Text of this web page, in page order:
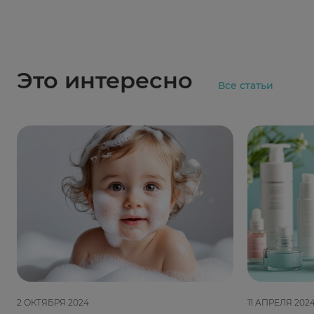
Это интересно Все статьи
2 ОКТЯБРЯ 2024 11 АПРЕЛЯ